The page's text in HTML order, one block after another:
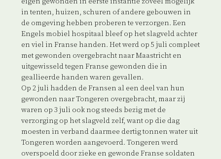
in tenten, huizen, schuren of andere gebouwen in
de omgeving hebben proberen te verzorgen. Een
Engels mobiel hospitaal bleef op het slagveld achter
en viel in Franse handen. Het werd op 5 juli compleet
met gewonden overgebracht naar Maastricht en
uitgewisseld tegen Franse gewonden die in
geallieerde handen waren gevallen.
Op 2 juli hadden de Fransen al een deel van hun
gewonden naar Tongeren overgebracht, maar zij
waren op 3 juli ook nog steeds bezig met de
verzorging op het slagveld zelf, want op die dag
moesten in verband daarmee dertig tonnen water uit
Tongeren worden aangevoerd. Tongeren werd
overspoeld door zieke en gewonde Franse soldaten